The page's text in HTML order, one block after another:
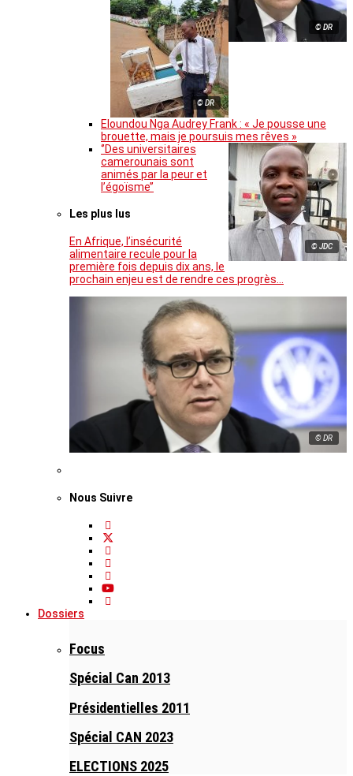
© DR
© DR
Eloundou Nga Audrey Frank : « Je pousse une
brouette, mais je poursuis mes rêves »
© JDC
‘’Des universitaires
camerounais sont
animés par la peur et
l’égoïsme’’
Les plus lus
En Afrique, l’insécurité
alimentaire recule pour la
première fois depuis dix ans, le
prochain enjeu est de rendre ces progrès…
© DR
Nous Suivre
Dossiers
Focus
Spécial Can 2013
Présidentielles 2011
Spécial CAN 2023
ELECTIONS 2025